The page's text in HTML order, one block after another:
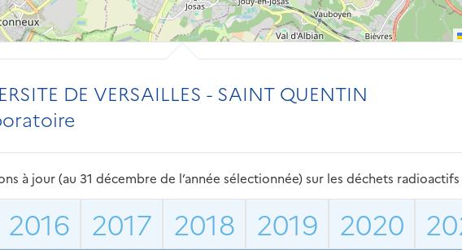
DE VERSAILLES - SAINT QUENTIN
à jour (au 31 décembre de l’année sélectionnée) sur les déchets
2016 2017 2018 2019 2020